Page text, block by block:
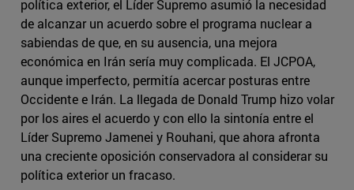
política exterior, el Líder Supremo asumió la necesidad
de alcanzar un acuerdo sobre el programa nuclear a
sabiendas de que, en su ausencia, una mejora
económica en Irán sería muy complicada. El JCPOA,
aunque imperfecto, permitía acercar posturas entre
Occidente e Irán. La llegada de Donald Trump hizo volar
por los aires el acuerdo y con ello la sintonía entre el
Líder Supremo Jamenei y Rouhani, que ahora afronta
una creciente oposición conservadora al considerar su
política exterior un fracaso.